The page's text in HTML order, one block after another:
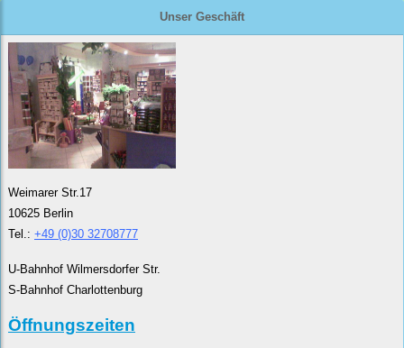
Unser Geschäft
Weimarer Str.17
10625 Berlin
Tel.: +49 (0)30 32708777
U-Bahnhof Wilmersdorfer Str.
S-Bahnhof Charlottenburg
Öffnungszeiten